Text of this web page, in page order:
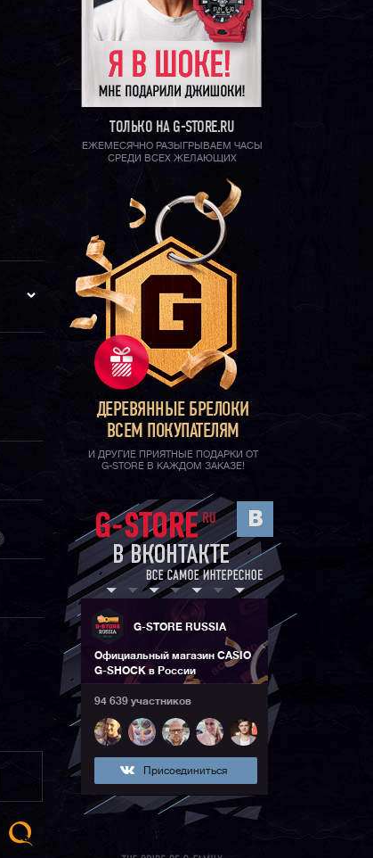
ТОЛЬКО НА G-STORE.RU
ЕЖЕМЕСЯЧНО РАЗЫГРЫВАЕМ ЧАСЫ
СРЕДИ ВСЕХ ЖЕЛАЮЩИХ
ДЕРЕВЯННЫЕ БРЕЛОКИ
ВСЕМ ПОКУПАТЕЛЯМ
И ДРУГИЕ ПРИЯТНЫЕ ПОДАРКИ ОТ
G-STORE В КАЖДОМ ЗАКАЗЕ!
G-STORE RUSSIA
Официальный магазин CASIO
G-SHOCK в России
94 639 участников
Присоединиться